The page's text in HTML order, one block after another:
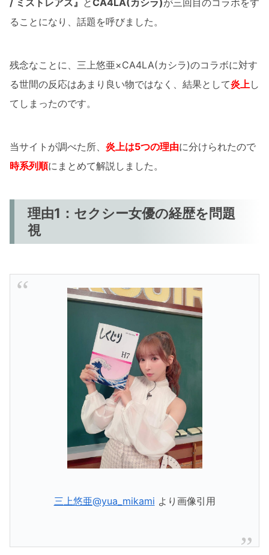
ることになり、話題を呼びました。
残念なことに、三上悠亜×CA4LA(カシラ)のコラボに対す
る世間の反応はあまり良い物ではなく、結果として炎上 し
てしまったのです。
当サイトが調べた所、 炎上は5つの理由に分けられたので
時系列順にまとめて解説しました。
理由1：セクシー女優の経歴を問題
視
三上悠亜@yua_mikami より画像引用